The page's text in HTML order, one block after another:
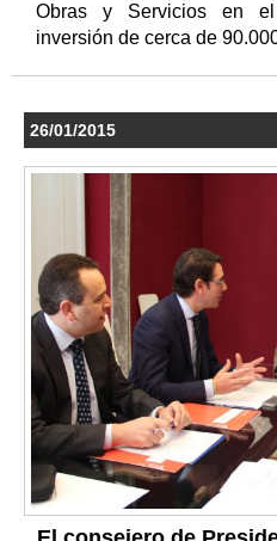
Obras y Servicios en
inversión de cerca de
26/01/2015